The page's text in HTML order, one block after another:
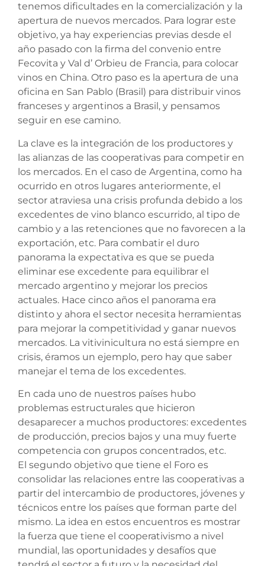
tenemos dificultades en la comercialización y la
apertura de nuevos mercados. Para lograr este
objetivo, ya hay experiencias previas desde el
año pasado con la firma del convenio entre
Fecovita y Val d’ Orbieu de Francia, para colocar
vinos en China. Otro paso es la apertura de una
oficina en San Pablo (Brasil) para distribuir vinos
franceses y argentinos a Brasil, y pensamos
seguir en ese camino.
La clave es la integración de los productores y
las alianzas de las cooperativas para competir en
los mercados. En el caso de Argentina, como ha
ocurrido en otros lugares anteriormente, el
sector atraviesa una crisis profunda debido a los
excedentes de vino blanco escurrido, al tipo de
cambio y a las retenciones que no favorecen a la
exportación, etc. Para combatir el duro
panorama la expectativa es que se pueda
eliminar ese excedente para equilibrar el
mercado argentino y mejorar los precios
actuales. Hace cinco años el panorama era
distinto y ahora el sector necesita herramientas
para mejorar la competitividad y ganar nuevos
mercados. La vitivinicultura no está siempre en
crisis, éramos un ejemplo, pero hay que saber
manejar el tema de los excedentes.
En cada uno de nuestros países hubo
problemas estructurales que hicieron
desaparecer a muchos productores: excedentes
de producción, precios bajos y una muy fuerte
competencia con grupos concentrados, etc.
El segundo objetivo que tiene el Foro es
consolidar las relaciones entre las cooperativas a
partir del intercambio de productores, jóvenes y
técnicos entre los países que forman parte del
mismo. La idea en estos encuentros es mostrar
la fuerza que tiene el cooperativismo a nivel
mundial, las oportunidades y desafíos que